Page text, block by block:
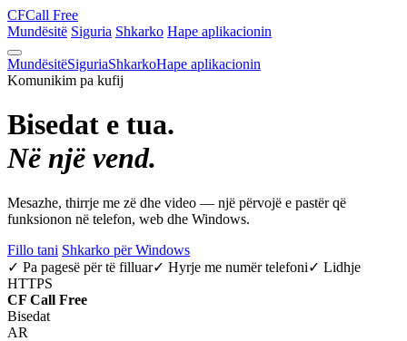
CFCall Free
Mundësitë Siguria Shkarko Hape aplikacionin
MundësitëSiguriaShkarkoHape aplikacionin
Komunikim pa kufij
Bisedat e tua.
Në një vend.
Mesazhe, thirrje me zë dhe video — një përvojë e pastër që
funksionon në telefon, web dhe Windows.
Fillo tani Shkarko për Windows
✓ Pa pagesë për të filluar✓ Hyrje me numër telefoni✓ Lidhje
HTTPS
CF Call Free
Bisedat
AR